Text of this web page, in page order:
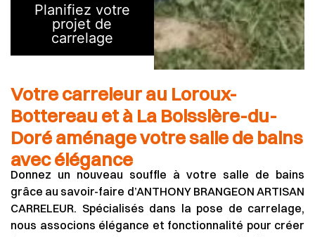
Planifiez votre
projet de
carrelage
Votre carreleur au Loroux-
Bottereau et à La Boissière-du-
Doré aménage votre salle de bains
avec élégance
Donnez un nouveau souffle à votre salle de bains
grâce au savoir-faire d’ANTHONY BRANGEON ARTISAN
CARRELEUR. Spécialisés dans la pose de carrelage,
nous associons élégance et fonctionnalité pour créer